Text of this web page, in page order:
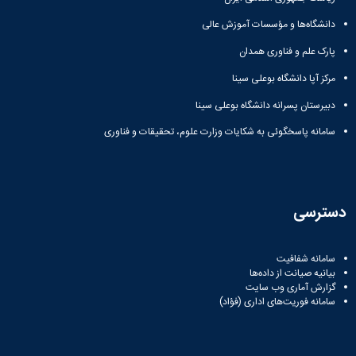
مصالح
آزمایشگاه
مواد
آزمایشگاه
باستان
شناسی
هوش
اولویت
های
پژوهشی
طرح
های
پژوهشی
کارگروه
اخلاق
پژوهش
کرسی
نظریه
پردازی
دانشگاه
اعضای
هیات
علمی
سایر
نامه
ها
دانشگاه‌ها و مؤسسات آموزش عالی
پارک علم و فناوری همدان
مرکز آپا دانشگاه بوعلی سینا
دبیرستان پسرانه دانشگاه بوعلی سینا
سامانه پاسخگوئی به شکایات وزارت علوم، تحقیقات و فناوری
دسترسی
سامانه شفافیت
بیانیه صیانت از داده‌ها
گزارش آماری وب‌ سایت
سامانه فوریت‌های اداری (فؤاد)